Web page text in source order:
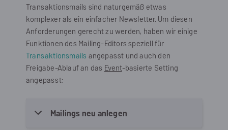
Transaktionsmails sind naturgemäß etwas
komplexer als ein einfacher Newsletter. Um diesen
Anforderungen gerecht zu werden, haben wir einige
Funktionen des Mailing-Editors speziell für
Transaktionsmails angepasst und auch den
Freigabe-Ablauf an dasEvent-basierte Setting
angepasst:
Mailings neu anlegen